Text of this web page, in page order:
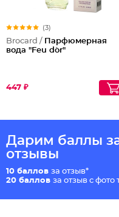
(3)
Brocard / Парфюмерная
вода "Feu d`or"
447 ₽
Дарим баллы
отзывы
10 баллов за отзыв*
20 баллов за отзыв с фото